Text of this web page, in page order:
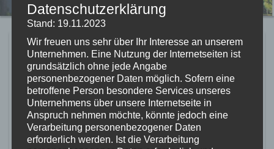
Jugendturnen hat Spaß
im Badkap
30.08.2021
Ziel des diesjährigen Ausflugs der Jugendturnabteilung war
das Badkap in Albstadt.
Datenschutzerklärung
Stand: 19.11.2023
Wir freuen uns sehr über Ihr Interesse an unserem
Unternehmen. Eine Nutzung der Internetseiten ist
grundsätzlich ohne jede Angabe
personenbezogener Daten möglich. Sofern eine
betroffene Person besondere Services unseres
Unternehmens über unsere Internetseite in
Anspruch nehmen möchte, könnte jedoch eine
Verarbeitung personenbezogener Daten
erforderlich werden. Ist die Verarbeitung